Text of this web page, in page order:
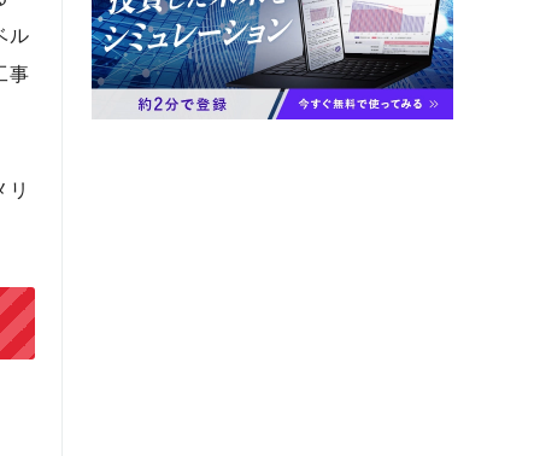
ル
事
リ